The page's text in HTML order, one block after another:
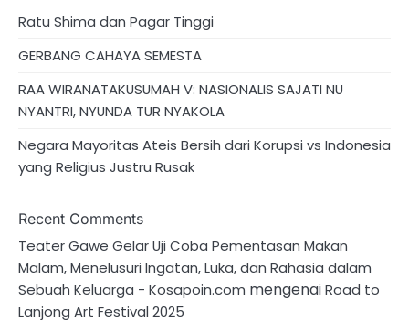
Ratu Shima dan Pagar Tinggi
GERBANG CAHAYA SEMESTA
RAA WIRANATAKUSUMAH V: NASIONALIS SAJATI NU
NYANTRI, NYUNDA TUR NYAKOLA
Negara Mayoritas Ateis Bersih dari Korupsi vs Indonesia
yang Religius Justru Rusak
Recent Comments
Teater Gawe Gelar Uji Coba Pementasan Makan
Malam, Menelusuri Ingatan, Luka, dan Rahasia dalam
Sebuah Keluarga - Kosapoin.com mengenaiRoad to
Lanjong Art Festival 2025